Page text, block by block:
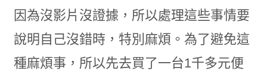
因為沒影片沒證據，所以處理這些事情要
說明自己沒錯時，特別麻煩。為了避免這
種麻煩事，所以先去買了一台1千多元便